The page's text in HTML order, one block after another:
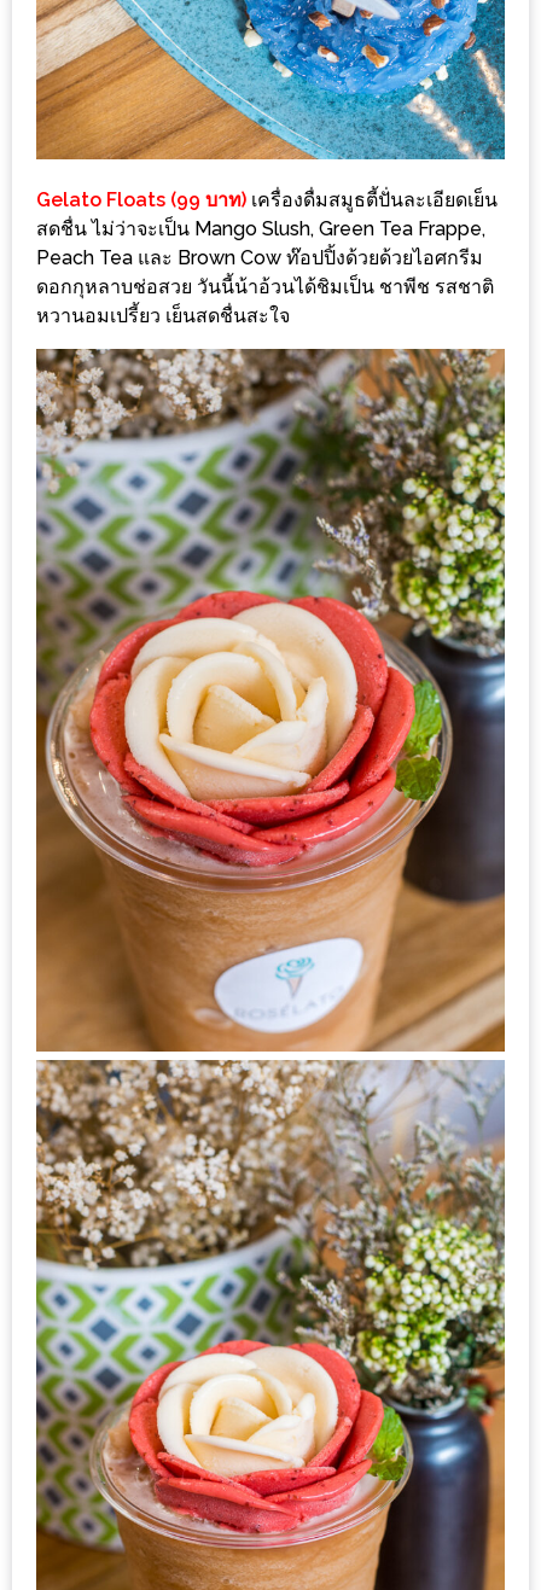
เรา
ไม่
ทำ
อาหาร
ทาน
SHOP
TOP
รีวิว
ร้าน
อาหาร
ที่
เข้า
ชม
มาก
ที่สุด
ประจำ
ปี
2557
กิจกรรม
ชิง
รางวัล
กับ
สมาชิก
ENEWS
ชวน
หิว
ข้าว
อะไร
เอ่ย
อร่อย
ที่สุด?
งาน
แฟร์
เรื่อง
บ้าน
ที่
ทุก
คน
ต้อง
Gelato Floats (99 บาท) เครื่องดื่มสมูธตี้ปั่นละเอียดเย็น
สดชื่น ไม่ว่าจะเป็น Mango Slush, Green Tea Frappe,
Peach Tea และ Brown Cow ท๊อปปิ้งด้วยด้วยไอศกรีม
ดอกกุหลาบช่อสวย วันนี้น้าอ้วนได้ชิมเป็น ชาพีช รสชาติ
หวานอมเปรี้ยว เย็นสดชื่นสะใจ